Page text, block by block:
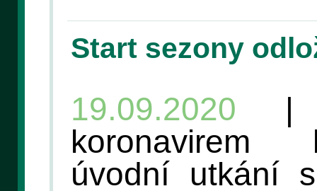
Start sezony
19.09.2020 |
koronavirem
úvodní utkání